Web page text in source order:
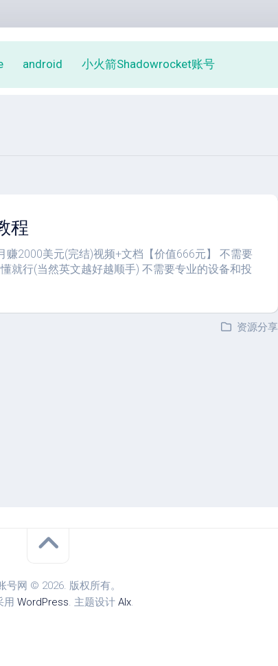
android 小火箭Shadowrocket账号
程
赚2000美元(完结)视频+文档【价值666元】 不需要
就行(当然英文越好越顺手) 不需要专业的设备和投
资源分享
号网 © 2026. 版权所有。
用 WordPress. 主题设计 Alx.